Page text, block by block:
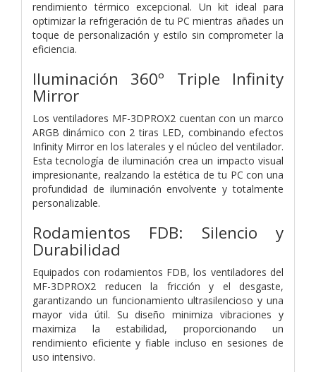
rendimiento térmico excepcional. Un kit ideal para
optimizar la refrigeración de tu PC mientras añades un
toque de personalización y estilo sin comprometer la
eficiencia.
Iluminación 360º Triple Infinity
Mirror
Los ventiladores MF-3DPROX2 cuentan con un marco
ARGB dinámico con 2 tiras LED, combinando efectos
Infinity Mirror en los laterales y el núcleo del ventilador.
Esta tecnología de iluminación crea un impacto visual
impresionante, realzando la estética de tu PC con una
profundidad de iluminación envolvente y totalmente
personalizable.
Rodamientos FDB: Silencio y
Durabilidad
Equipados con rodamientos FDB, los ventiladores del
MF-3DPROX2 reducen la fricción y el desgaste,
garantizando un funcionamiento ultrasilencioso y una
mayor vida útil. Su diseño minimiza vibraciones y
maximiza la estabilidad, proporcionando un
rendimiento eficiente y fiable incluso en sesiones de
uso intensivo.